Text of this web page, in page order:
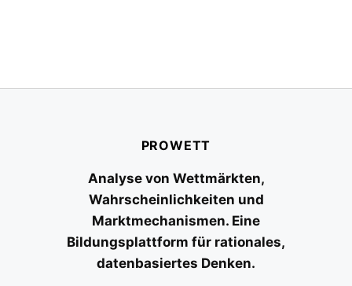
PROWETT
Analyse von Wettmärkten,
Wahrscheinlichkeiten und
Marktmechanismen. Eine
Bildungsplattform für rationales,
datenbasiertes Denken.